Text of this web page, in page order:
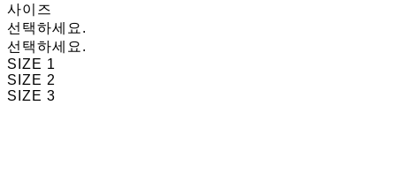
사이즈
선택하세요.
선택하세요.
SIZE 1
SIZE 2
SIZE 3